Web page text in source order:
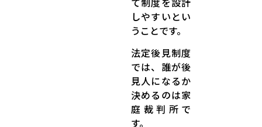
しやすいとい
うことです。
法定後見制度
では、誰が後
見人になるか
決めるのは家
庭裁判所で
す。